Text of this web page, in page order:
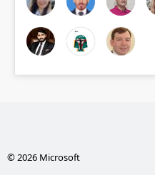
© 2026 Microsoft